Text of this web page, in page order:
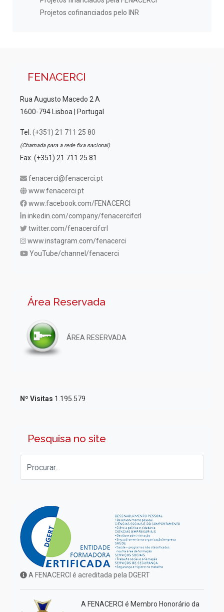
Projetos cofinanciados pelo INR
FENACERCI
Rua Augusto Macedo 2 A
1600-794 Lisboa | Portugal
Tel. (+351) 21 711 25 80
(Chamada para a rede fixa nacional)
Fax. (+351) 21 711 25 81
fenacerci@fenacerci.pt
www.fenacerci.pt
www.facebook.com/FENACERCI
inkedin.com/company/fenacercifcrl
twitter.com/fenacercifcrl
www.instagram.com/fenacerci
YouTube/channel/fenacerci
Área Reservada
ÁREA RESERVADA
Nº Visitas 1.195.579
Pesquisa no site
A FENACERCI é acreditada pela DGERT
A FENACERCI é Membro Honorário da